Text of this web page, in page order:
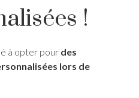
!
à opter pour des
lors de